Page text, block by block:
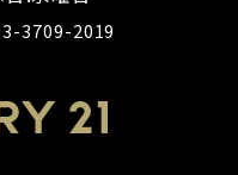
3709-2019